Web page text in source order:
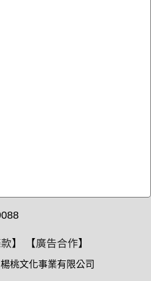
】 【廣告合作】
桃文化事業有限公司